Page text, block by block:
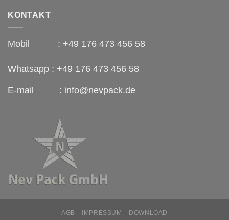
KONTAKT
Mobil : +49 176 473 456 58
Whatsapp : +49 176 473 456 58
E-mail : info@nevpack.de
AGB IMPRESSUM DOWNLOAD